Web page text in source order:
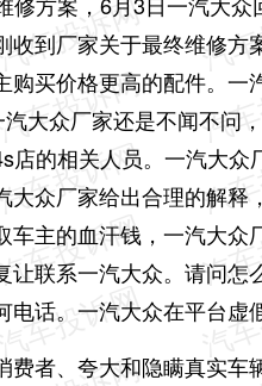
收到厂家关于最终维修
购买价格更高的配件。
大众厂家还是不闻不问
店的相关人员。一汽大
大众厂家给出合理的解
车主的血汗钱，一汽大
让联系一汽大众。请问
话。一汽大众在平台虚
费者、夸大和隐瞒真实